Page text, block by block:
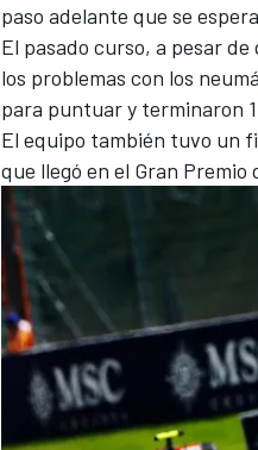
paso adelante que se
El pasado curso, a pesar
los problemas con los
para puntuar y terminaron
El equipo también tuvo un
que llegó en el Gran Premio